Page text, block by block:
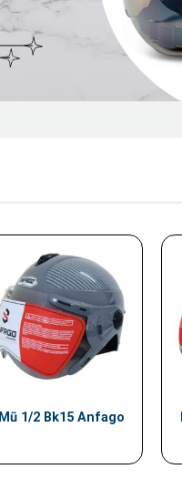
Mũ 1/2 Bk15 Anfago